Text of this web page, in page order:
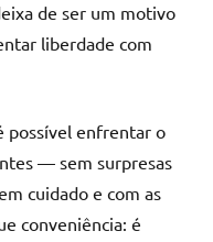
de ser um motivo
liberdade com
possível enfrentar o
— sem surpresas
cuidado e com as
conveniência: é